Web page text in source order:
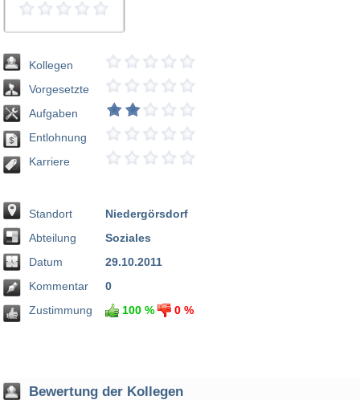
Kollegen
Vorgesetzte
Aufgaben
Entlohnung
Karriere
Standort
Abteilung
Datum
Kommentar
Zustimmung
Niedergörsdorf
Soziales
29.10.2011
0
100 %
0 %
Bewertung der Kollegen